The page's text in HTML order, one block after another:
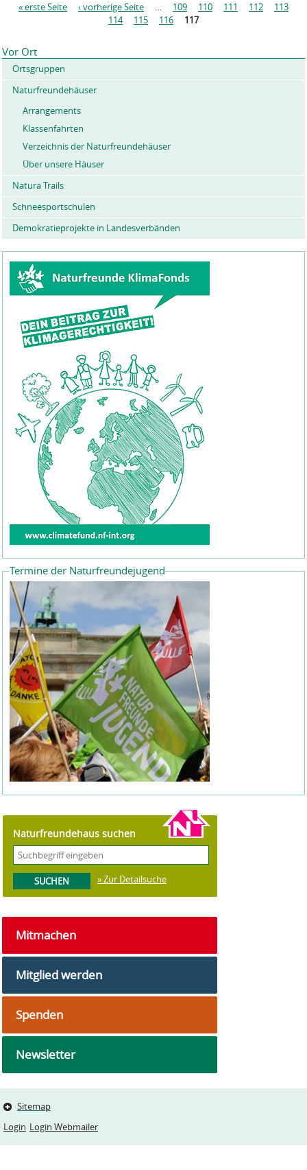
i
t
« erste Seite ‹ vorherige Seite … 109 110 111 112
113
114
115 116 117
Vor Ort
Ortsgruppen
Naturfreundehäuser
Arrangements
Klassenfahrten
Verzeichnis der Naturfreundehäuser
Über unsere Häuser
Natura Trails
Schneesportschulen
Demokratieprojekte in Landesverbänden
Termine der Naturfreundejugend
Naturfreundehaus suchen
» Zur Detailsuche
Mitmachen
Mitglied werden
Spenden
Newsletter
Sitemap
Login Login Webmailer